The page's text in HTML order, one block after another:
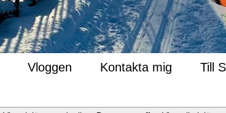
Vloggen Kontakta mig Till